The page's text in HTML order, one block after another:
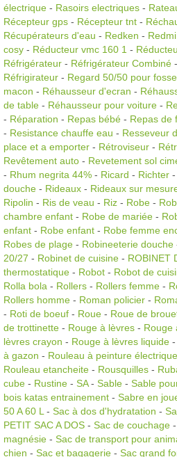
électrique - Rasoirs electriques -
Récepteur gps - Récepteur tnt -
Récupérateurs d'eau - Redken -
cosy - Réducteur vmc 160 1 -
Réfrigérateur - Réfrigérateur Combiné -
Réfrigirateur - Regard 50/50 pour
macon - Réhausseur d'ecran -
de table - Réhausseur pour voiture -
- Réparation - Repas bébé - Repas de
- Resistance chauffe eau - Resseveur
place et a emporter - Rétroviseur -
Revêtement auto - Revetement sol
- Rhum negrita 44% - Ricard - Richter -
douche - Rideaux - Rideaux sur
Ripolin - Ris de veau - Riz - Robe -
chambre enfant - Robe de mariée -
enfant - Robe enfant - Robe femme
Robes de plage - Robineeterie douche
20/27 - Robinet de cuisine - ROBINET
thermostatique - Robot - Robot de
Rolla bola - Rollers - Rollers femme -
Rollers homme - Roman policier -
- Roti de boeuf - Roue - Roue de
de trottinette - Rouge à lèvres - Rouge
lèvres crayon - Rouge à lèvres liquide -
à gazon - Rouleau à peinture électrique
Rouleau etancheite - Rousquilles -
cube - Rustine - SA- Sable - Sable
bois katas entrainement - Sabre en
50 A 60 L - Sac à dos d'hydratation -
PETIT SAC A DOS - Sac de couchage -
magnésie - Sac de transport pour
chien - Sac et bagagerie - Sac grand